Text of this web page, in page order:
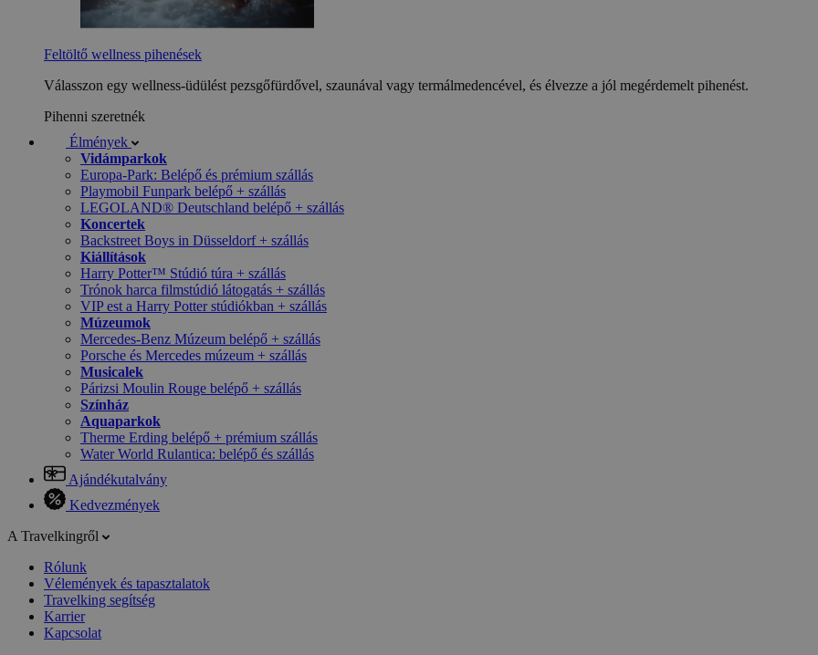
Feltöltő wellness pihenések
Válasszon egy wellness-üdülést pezsgőfürdővel, szaunával vagy termálmedencével, és élvezze a jól megérdemelt pihenést.
Pihenni szeretnék
Élmények
Vidámparkok
Europa-Park: Belépő és prémium szállás
Playmobil Funpark belépő + szállás
LEGOLAND® Deutschland belépő + szállás
Koncertek
Backstreet Boys in Düsseldorf + szállás
Kiállítások
Harry Potter™ Stúdió túra + szállás
Trónok harca filmstúdió látogatás + szállás
VIP est a Harry Potter stúdiókban + szállás
Múzeumok
Mercedes-Benz Múzeum belépő + szállás
Porsche és Mercedes múzeum + szállás
Musicalek
Párizsi Moulin Rouge belépő + szállás
Színház
Aquaparkok
Therme Erding belépő + prémium szállás
Water World Rulantica: belépő és szállás
Ajándékutalvány
Kedvezmények
A Travelkingről
Rólunk
Vélemények és tapasztalatok
Travelking segítség
Karrier
Kapcsolat